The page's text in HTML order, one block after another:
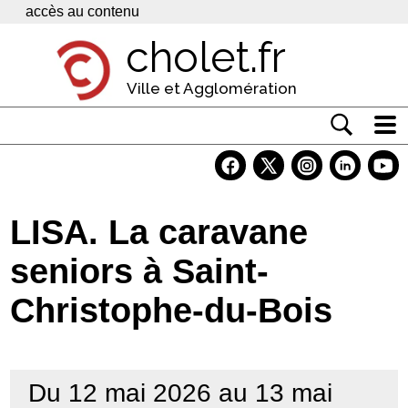
Panneau de gestion des cookies
accès au contenu
cholet.fr
Ville et Agglomération
Economie
Services
Contacts
LISA. La caravane
seniors à Saint-
Christophe-du-Bois
Du 12 mai 2026 au 13 mai